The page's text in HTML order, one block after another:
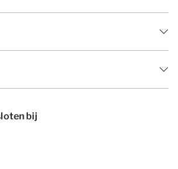
bij